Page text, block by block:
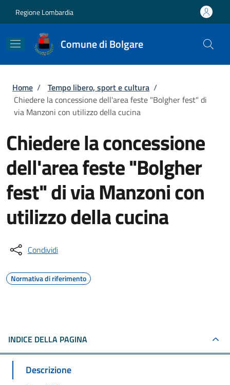
Regione Lombardia
Comune di Bolgare
Briciole di pane
Home / Tempo libero, sport e cultura /
Chiedere la concessione dell'area feste "Bolgher fest" di
via Manzoni con utilizzo della cucina
Chiedere la concessione
dell'area feste "Bolgher
fest" di via Manzoni con
utilizzo della cucina
Condividi
Normativa di riferimento
INDICE DELLA PAGINA
Descrizione